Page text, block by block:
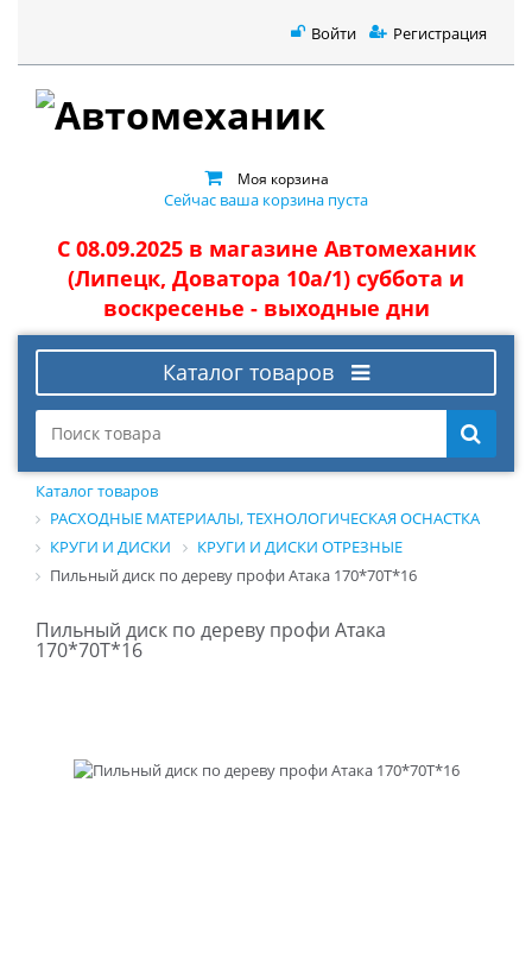
Войти Регистрация
Моя корзина
Сейчас ваша корзина пуста
С 08.09.2025 в магазине Автомеханик
(Липецк, Доватора 10а/1) суббота и
воскресенье - выходные дни
Каталог товаров
Каталог товаров
РАСХОДНЫЕ МАТЕРИАЛЫ, ТЕХНОЛОГИЧЕСКАЯ ОСНАСТКА
КРУГИ И ДИСКИ
КРУГИ И ДИСКИ ОТРЕЗНЫЕ
Пильный диск по дереву профи Атака 170*70T*16
Пильный диск по дереву профи Атака
170*70T*16